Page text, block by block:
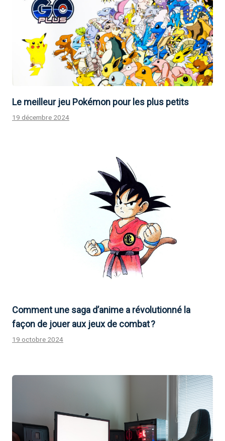
Le meilleur jeu Pokémon pour les plus petits
19 décembre 2024
Comment une saga d’anime a révolutionné la
façon de jouer aux jeux de combat ?
19 octobre 2024